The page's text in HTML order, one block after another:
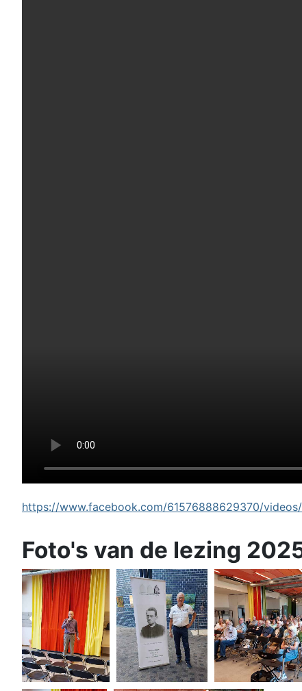
https://www.facebook.com/61576888629370/
Foto's van de lezing